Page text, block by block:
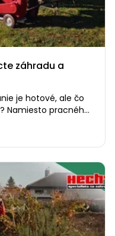
záhradu a
je hotové, ale čo
Namiesto pracného